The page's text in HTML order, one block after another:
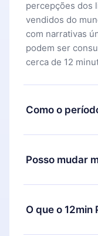
percepções dos
vendidos do
com narrativas
podem ser
cerca de 12
Como o
Você pode
aproveitar nossa
não ficar
e solicitar o
Posso mudar
Sim, mas a
próximo período
você decidiu
O que o 12min